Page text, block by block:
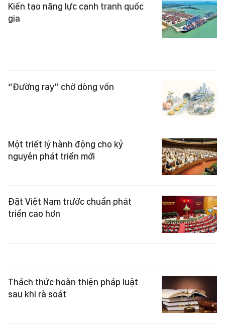
Kiến tạo năng lực cạnh tranh quốc
gia
“Đường ray” chờ dòng vốn
Một triết lý hành động cho kỷ
nguyên phát triển mới
Đặt Việt Nam trước chuẩn phát
triển cao hơn
Thách thức hoàn thiện pháp luật
sau khi rà soát